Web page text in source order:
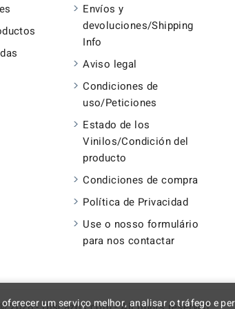
Envíos y
devoluciones/Shipping
Info
Aviso legal
Condiciones de
uso/Peticiones
Estado de los
Vinilos/Condición del
producto
Condiciones de compra
Política de Privacidad
Use o nosso formulário
para nos contactar
um serviço melhor, analisar o tráfego e